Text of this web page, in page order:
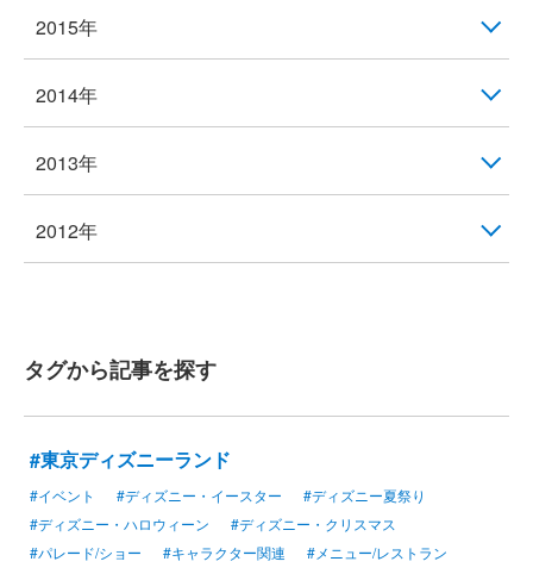
2015年
2014年
2013年
2012年
タグから記事を探す
#東京ディズニーランド
#イベント #ディズニー・イースター
#ディズニー夏祭り
#ディズニー・ハロウィーン
#ディズニー・クリスマス
#パレード/ショー
#キャラクター関連
#メニュー/レストラン